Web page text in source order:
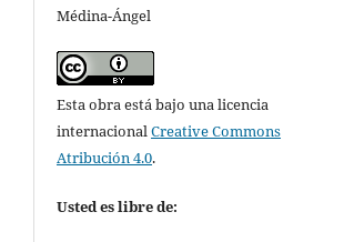
Médina-Ángel
Esta obra está bajo una licencia
internacionalCreative Commons
Atribución 4.0.
Usted es libre de: